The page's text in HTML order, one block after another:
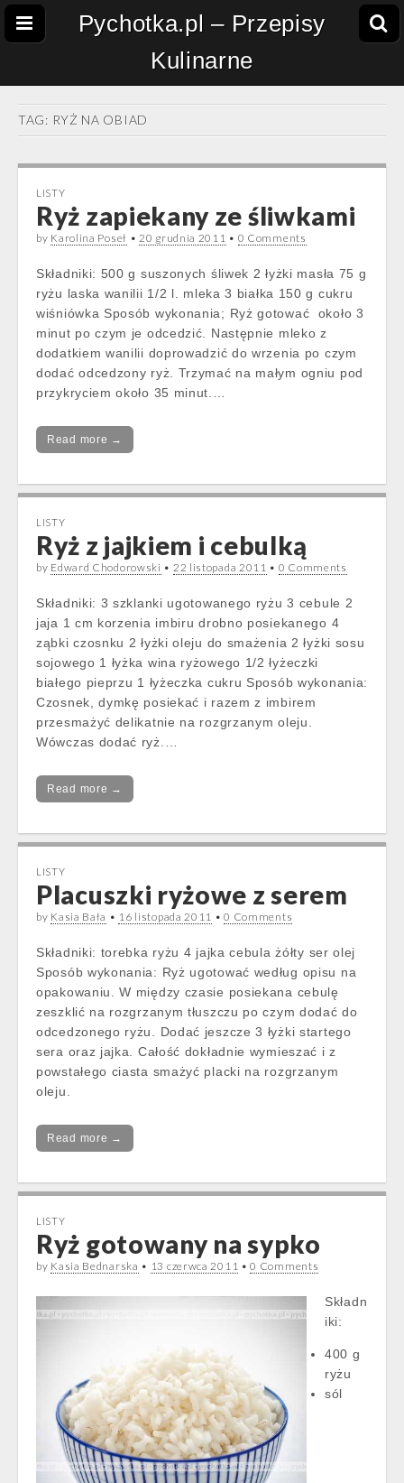
Pychotka.pl – Przepisy
Kulinarne
TAG: RYŻ NA OBIAD
LISTY
Ryż zapiekany ze śliwkami
by Karolina Poseł •20 grudnia 2011 • 0 Comments
Składniki: 500 g suszonych śliwek 2 łyżki masła 75 g
ryżu laska wanilii 1/2 l. mleka 3 białka 150 g cukru
wiśniówka Sposób wykonania; Ryż gotować około 3
minut po czym je odcedzić. Następnie mleko z
dodatkiem wanilii doprowadzić do wrzenia po czym
dodać odcedzony ryż. Trzymać na małym ogniu pod
przykryciem około 35 minut.…
Read more →
LISTY
Ryż z jajkiem i cebulką
by Edward Chodorowski • 22 listopada 2011 • 0 Comments
Składniki: 3 szklanki ugotowanego ryżu 3 cebule 2
jaja 1 cm korzenia imbiru drobno posiekanego 4
ząbki czosnku 2 łyżki oleju do smażenia 2 łyżki sosu
sojowego 1 łyżka wina ryżowego 1/2 łyżeczki
białego pieprzu 1 łyżeczka cukru Sposób wykonania:
Czosnek, dymkę posiekać i razem z imbirem
przesmażyć delikatnie na rozgrzanym oleju.
Wówczas dodać ryż.…
Read more →
LISTY
Placuszki ryżowe z serem
by Kasia Bała • 16 listopada 2011 •0 Comments
Składniki: torebka ryżu 4 jajka cebula żółty ser olej
Sposób wykonania: Ryż ugotować według opisu na
opakowaniu. W między czasie posiekana cebulę
zeszklić na rozgrzanym tłuszczu po czym dodać do
odcedzonego ryżu. Dodać jeszcze 3 łyżki startego
sera oraz jajka. Całość dokładnie wymieszać i z
powstałego ciasta smażyć placki na rozgrzanym
oleju.
Read more →
LISTY
Ryż gotowany na sypko
by Kasia Bednarska • 13 czerwca 2011 •0 Comments
Składn
iki:
400 g
ryżu
sól